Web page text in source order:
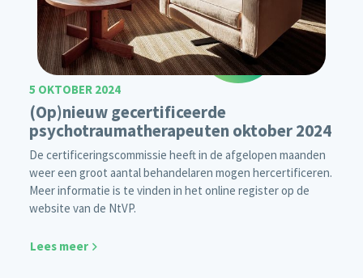
5 OKTOBER 2024
(Op)nieuw gecertificeerde
psychotraumatherapeuten oktober 2024
De certificeringscommissie heeft in de afgelopen maanden
weer een groot aantal behandelaren mogen hercertificeren.
Meer informatie is te vinden in het online register op de
website van de NtVP.
Lees meer